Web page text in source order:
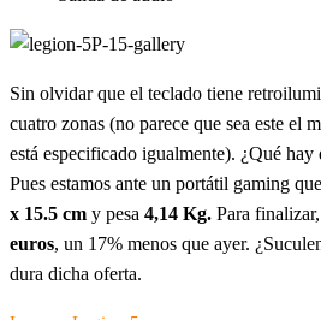
Sin olvidar que el teclado tiene
cuatro zonas (no parece que sea este el
está especificado igualmente). ¿Qué hay
Pues estamos ante un portátil gaming
x 15.5 cm y pesa 4,14 Kg. Para
euros, un 17% menos que ayer.
dura dicha oferta.